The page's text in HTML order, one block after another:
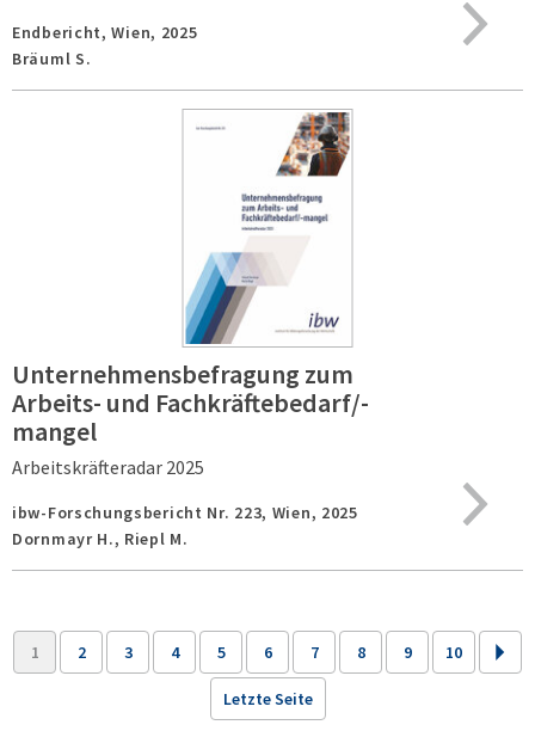
Endbericht,Wien, 2025
Bräuml S.
Unternehmensbefragung zum
Arbeits- und Fachkräftebedarf/-
mangel
Arbeitskräfteradar 2025
ibw-Forschungsbericht Nr. 223, Wien, 2025
Dornmayr H., Riepl M.
1 2 3 4 5 6 7 8 9 10
Letzte Seite